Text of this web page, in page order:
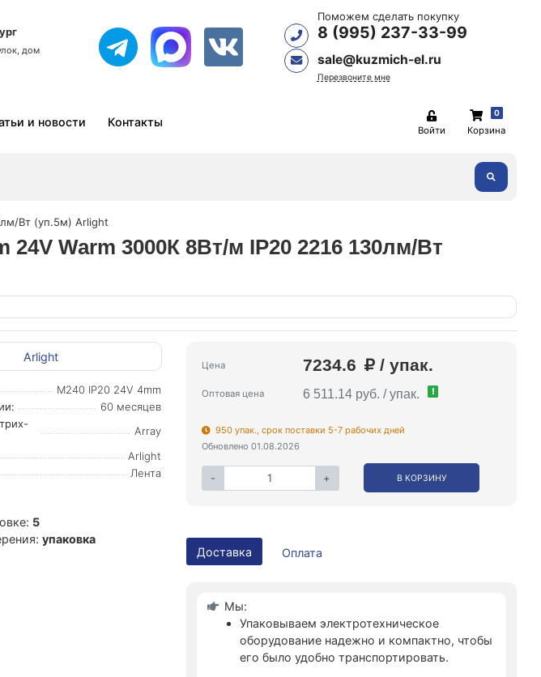
дом
Поможем сделать покупку
8 (995) 237-33-99
sale@kuzmich-el.ru
Перезвоните мне
и новости Контакты
Войти
0
Корзина
Вт (уп.5м) Arlight
24V Warm 3000К 8Вт/м IP20 2216 130лм/Вт
Arlight
M240 IP20 24V 4mm
60 месяцев
Array
Arlight
Лента
5
упаковка
Цена 7234.6 / упак.
Оптовая цена 6 511.14 руб. / упак. !
950 упак., срок поставки 5-7 рабочих дней
Обновлено 01.08.2026
- + В КОРЗИНУ
Доставка Оплата
Мы:
Упаковываем электротехническое
оборудование надежно и компактно, чтобы
его было удобно транспортировать.